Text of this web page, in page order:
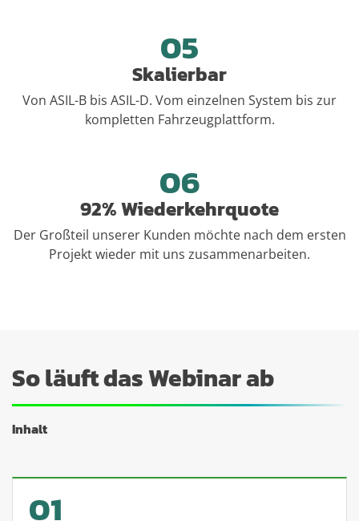
05
Skalierbar
Von ASIL-B bis ASIL-D. Vom einzelnen System bis zur
kompletten Fahrzeugplattform.
06
92% Wiederkehrquote
Der Großteil unserer Kunden möchte nach dem ersten
Projekt wieder mit uns zusammenarbeiten.
So läuft das Webinar ab
Inhalt
01